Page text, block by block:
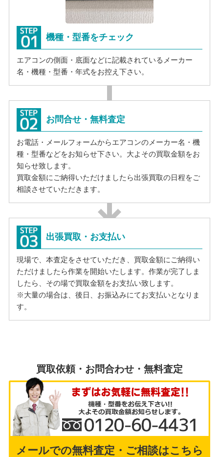
機種・型番をチェック
エアコンの側面・底面などに記載されているメーカー
名・機種・型番・年式をお控え下さい。
お問合せ・無料査定
お電話・メールフォームからエアコンのメーカー名・機
種・型番などをお知らせ下さい。大よその買取金額をお
知らせ致します。
買取金額にご納得いただけましたら出張買取の日程をご
相談させていただきます。
出張買取・お支払い
現場で、本査定をさせていただき、買取金額にご納得い
ただけましたら作業を開始いたします。作業が完了しま
したら、その場で買取金額をお支払い致します。
※大量の場合は、後日、お振込みにてお支払いとなりま
す。
買取依頼・お問合わせ・無料査定
メールでの無料査定・ご相談はこちら